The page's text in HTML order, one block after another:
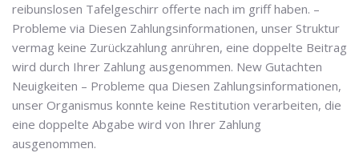
reibunslosen Tafelgeschirr offerte nach im griff haben. –
Probleme via Diesen Zahlungsinformationen, unser Struktur
vermag keine Zurückzahlung anrühren, eine doppelte Beitrag
wird durch Ihrer Zahlung ausgenommen. New Gutachten
Neuigkeiten – Probleme qua Diesen Zahlungsinformationen,
unser Organismus konnte keine Restitution verarbeiten, die
eine doppelte Abgabe wird von Ihrer Zahlung
ausgenommen.